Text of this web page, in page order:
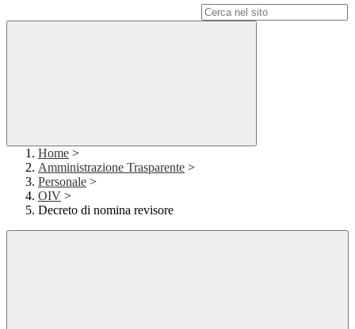
Home >
Amministrazione Trasparente >
Personale >
OIV >
Decreto di nomina revisore